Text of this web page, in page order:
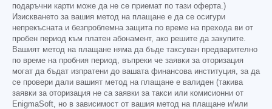
подаръчни карти може да не се приемат по тази оферта.)
Изискването за вашия метод на плащане е да се осигури
непрекъсната и безпроблемна защита по време на прехода ви от
пробен период към платен абонамент, ако решите да закупите.
Вашият метод на плащане няма да бъде таксуван предварително
по време на пробния период, въпреки че заявки за оторизация
могат да бъдат изпратени до вашата финансова институция, за да
се провери дали вашият метод на плащане е валиден (такива
заявки за оторизация не са заявки за такси или комисионни от
EnigmaSoft, но в зависимост от вашия метод на плащане и/или